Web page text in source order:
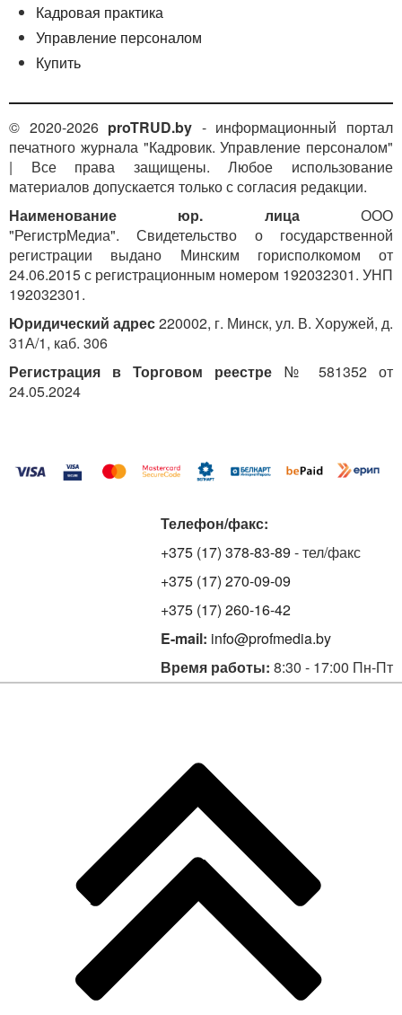
Кадровая практика
Управление персоналом
Купить
© 2020-2026 proTRUD.by - информационный портал
печатного журнала "Кадровик. Управление персоналом"
| Все права защищены. Любое использование
материалов допускается только с согласия редакции.
Наименование юр. лицаООО
"РегистрМедиа". Свидетельство о государственной
регистрации выдано Минским горисполкомом от
24.06.2015 с регистрационным номером 192032301. УНП
192032301.
Юридический адрес220002, г. Минск, ул. В. Хоружей, д.
31А/1, каб. 306
Регистрация в Торговом реестре № 581352 от
24.05.2024
Телефон/факс:
+375 (17) 378-83-89 - тел/факс
+375 (17) 270-09-09
+375 (17) 260-16-42
E-mail: info@profmedia.by
Время работы: 8:30 - 17:00 Пн-Пт